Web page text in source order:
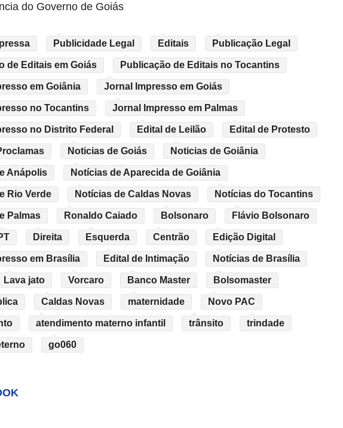
do Governo de Goiás
Publicidade Legal Editais Publicação Legal
de Editais em Goiás Publicação de Editais no Tocantins
em Goiânia Jornal Impresso em Goiás
no Tocantins Jornal Impresso em Palmas
no Distrito Federal Edital de Leilão Edital de Protesto
Noticias de Goiás Noticias de Goiânia
Anápolis Notícias de Aparecida de Goiânia
Rio Verde Notícias de Caldas Novas Notícias do Tocantins
Palmas Ronaldo Caiado Bolsonaro Flávio Bolsonaro
Direita Esquerda Centrão Edição Digital
em Brasília Edital de Intimação Notícias de Brasília
Lava jato Vorcaro Banco Master Bolsomaster
Caldas Novas maternidade Novo PAC
atendimento materno infantil trânsito trindade
go060